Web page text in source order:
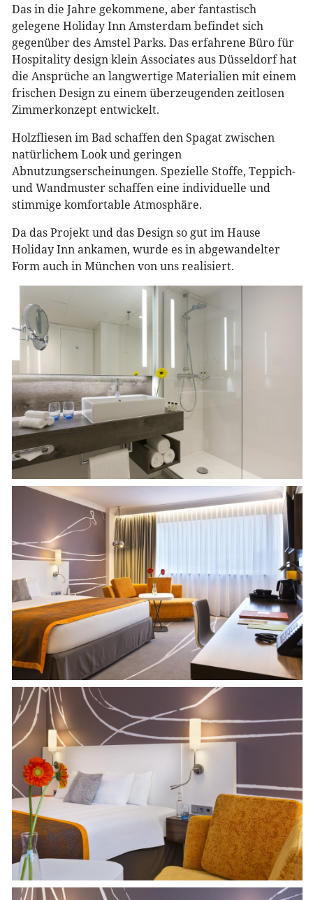
Das in die Jahre gekommene, aber fantastisch
gelegene Holiday Inn Amsterdam befindet sich
gegenüber des Amstel Parks. Das erfahrene Büro für
Hospitality design klein Associates aus Düsseldorf hat
die Ansprüche an langwertige Materialien mit einem
frischen Design zu einem überzeugenden zeitlosen
Zimmerkonzept entwickelt.
Holzfliesen im Bad schaffen den Spagat zwischen
natürlichem Look und geringen
Abnutzungserscheinungen. Spezielle Stoffe, Teppich-
und Wandmuster schaffen eine individuelle und
stimmige komfortable Atmosphäre.
Da das Projekt und das Design so gut im Hause
Holiday Inn ankamen, wurde es in abgewandelter
Form auch in München von uns realisiert.